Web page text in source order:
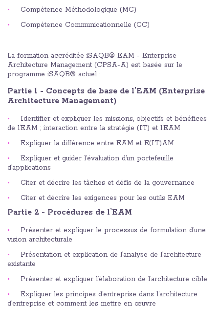
Compétence Méthodologique (MC)
Compétence Communicationnelle (CC)
La formation accréditée iSAQB® EAM - Enterprise
Architecture Management (CPSA-A) est basée sur le
programme iSAQB® actuel :
Partie 1 - Concepts de base de l’EAM (Enterprise
Architecture Management)
Identifier et expliquer les missions, objectifs et bénéfices
de l’EAM ; interaction entre la stratégie (IT) et l’EAM
Expliquer la différence entre EAM et E(IT)AM
Expliquer et guider l’évaluation d’un portefeuille
d’applications
Citer et décrire les tâches et défis de la gouvernance
Citer et décrire les exigences pour les outils EAM
Partie 2 - Procédures de l’EAM
Présenter et expliquer le processus de formulation d’une
vision architecturale
Présentation et explication de l’analyse de l’architecture
existante
Présenter et expliquer l’élaboration de l’architecture cible
Expliquer les principes d’entreprise dans l’architecture
d’entreprise et comment les mettre en œuvre